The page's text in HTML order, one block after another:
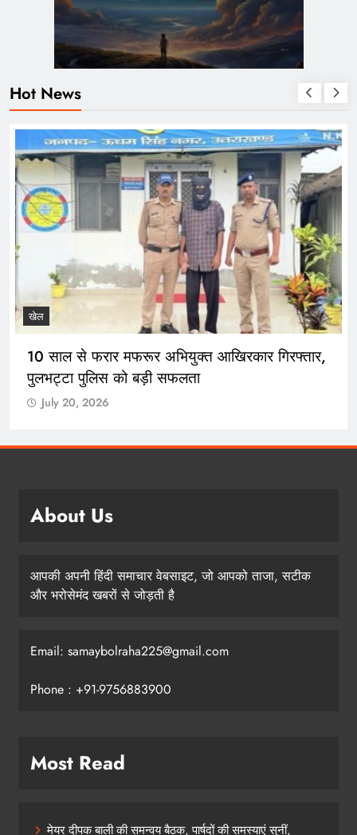
Hot News
खेल
10 साल से फरार मफरूर अभियुक्त आखिरकार गिरफ्तार,
पुलभट्टा पुलिस को बड़ी सफलता
July 20, 2026
About Us
आपकी अपनी हिंदी समाचार वेबसाइट, जो आपको ताजा, सटीक
और भरोसेमंद खबरों से जोड़ती है
Email: samaybolraha225@gmail.com
Phone : +91-9756883900
Most Read
मेयर दीपक बाली की समन्वय बैठक, पार्षदों की समस्याएं सुनीं,